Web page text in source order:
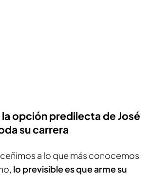
opción predilecta de José
su carrera
ceñimos a lo que más conocemos
lo previsible es que arme su